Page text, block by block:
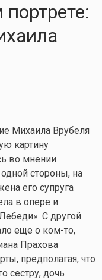
Михаила Врубеля
картину
во мнении
стороны, на
его супруга
в опере и
С другой
еще о ком-то,
Прахова
предполагая, что
сестру, дочь